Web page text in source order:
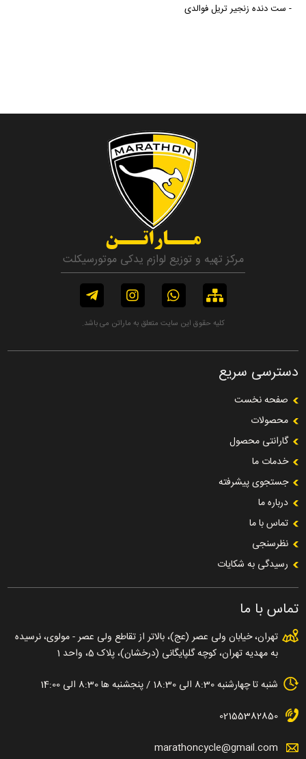
- ست دنده زنجیر تریل فوالدی
مــاراتــن
مرکز تهیه و توزیع لوازم یدکی موتورسیکلت
کلیه حقوق این سایت متعلق به ماراتن می باشد.
دسترسی سریع
صفحه نخست
محصولات
گارانتی محصول
خدمات ما
جستجوی پیشرفته
درباره ما
تماس با ما
نظرسنجی
رسیدگی به شکایات
تماس با ما
تهران، خیابان ولی عصر (عج)، بالاتر از تقاطع ولی عصر - مولوی، نرسیده
به مهدیه تهران، کوچه گلپایگانی (درخشان)، پلاک 5، واحد 1
شنبه تا چهارشنبه 8:30 الی 18:30 / پنجشنبه ها 8:30 الی 14:00
02155382850
marathoncycle@gmail.com